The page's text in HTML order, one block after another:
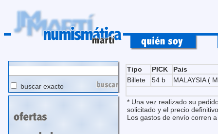
buscar exacto
Tipo PICK
Pais
Billete
54 b MALAYSIA (
* Una vez realizado su
solicitado y el precio
Los gastos de envío corren